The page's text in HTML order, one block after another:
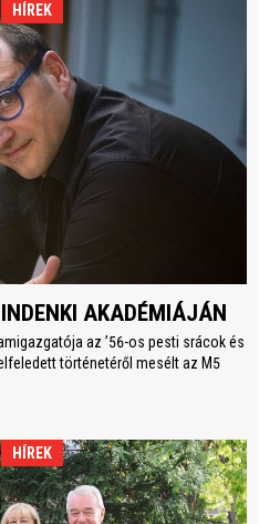
HÍREK
AKADÉMIÁJÁN
az ’56-os pesti srácok és
történetéről mesélt az M5
HÍREK